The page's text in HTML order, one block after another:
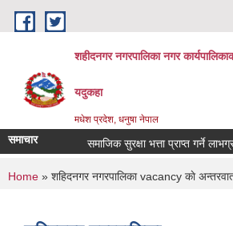
Skip to main content
शहीदनगर नगरपालिका नगर
यदुकहा
मधेश प्रदेश, धनुषा नेपाल
समाचार समाजिक सुरक्षा भत्ता प्राप्त गर्ने
You are here
Home » शहिदनगर नगरपालिका vacancy काे